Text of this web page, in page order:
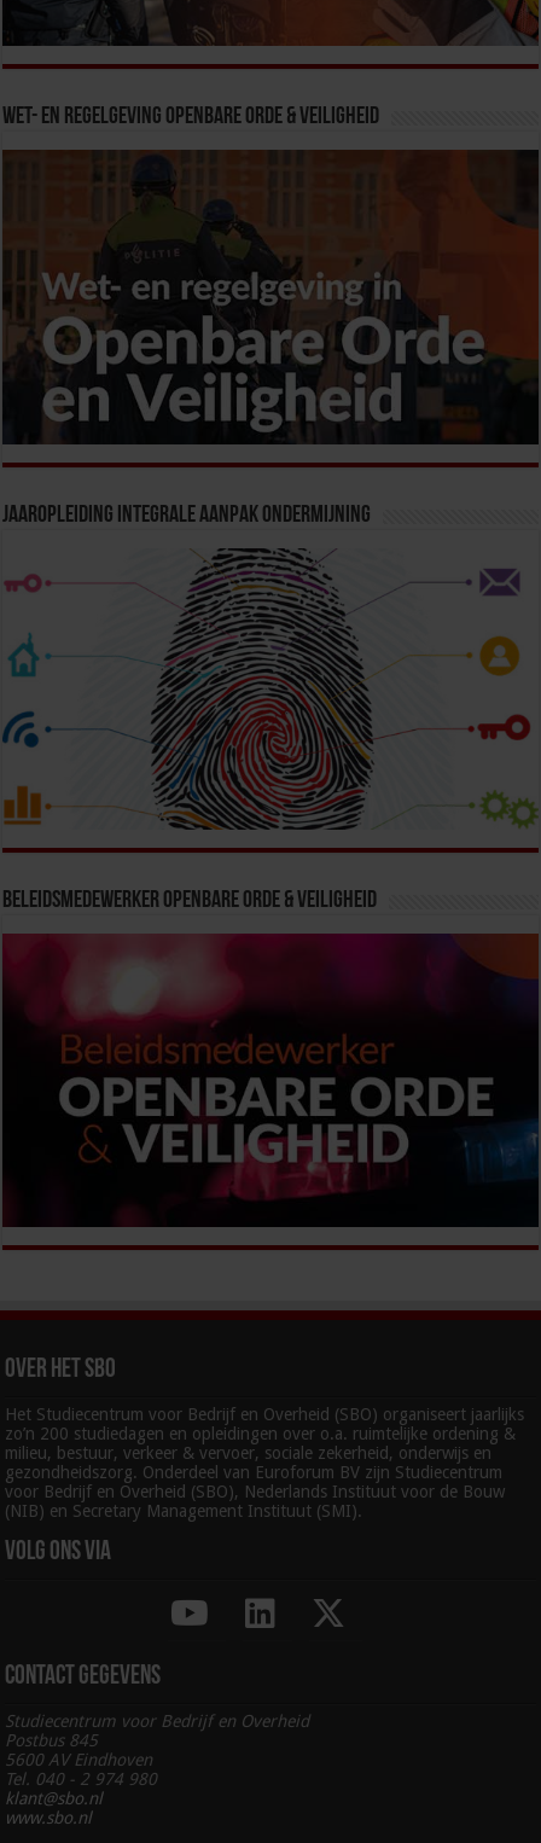
Wet- en Regelgeving Openbare Orde & Veiligheid
Jaaropleiding Integrale Aanpak Ondermijning
Beleidsmedewerker Openbare Orde & Veiligheid
Over het SBO
Het Studiecentrum voor Bedrijf en Overheid (SBO) organiseert jaarlijks
zo’n 200 studiedagen en opleidingen over o.a. ruimtelijke ordening &
milieu, bestuur, verkeer & vervoer, sociale zekerheid, onderwijs en
gezondheidszorg. Onderdeel van Euroforum BV zijn Studiecentrum
voor Bedrijf en Overheid (SBO), Nederlands Instituut voor de Bouw
(NIB) en Secretary Management Instituut (SMI).
Volg ons via
Contact gegevens
Studiecentrum voor Bedrijf en Overheid
Postbus 845
5600 AV Eindhoven
Tel. 040 - 2 974 980
klant@sbo.nl
www.sbo.nl